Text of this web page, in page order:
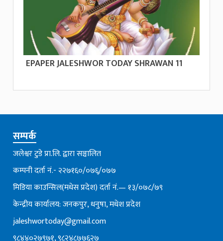
EPAPER JALESHWOR TODAY SHRAWAN 11
सम्पर्क
जलेश्वर टुडे प्रा.लि. द्वारा सञ्चालित
कम्पनी दर्ता नं.- २२७१६०/०७६्/०७७
मिडिया काउन्सिल(मधेस प्रदेश) दर्ता नं.— १३/०७८/७९
केन्द्रीय कार्यालय: जनकपुर, धनुषा, मधेश प्रदेश
jaleshwortoday@gmail.com
९८४४०२७९७१, ९८२४८७७६२७